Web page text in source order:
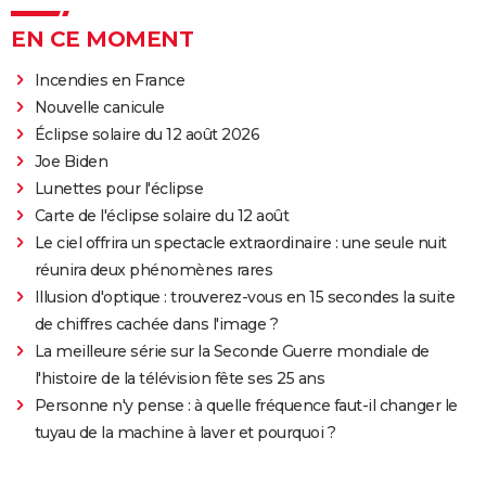
EN CE MOMENT
Incendies en France
Nouvelle canicule
Éclipse solaire du 12 août 2026
Joe Biden
Lunettes pour l'éclipse
Carte de l'éclipse solaire du 12 août
Le ciel offrira un spectacle extraordinaire : une seule nuit
réunira deux phénomènes rares
Illusion d'optique : trouverez-vous en 15 secondes la suite
de chiffres cachée dans l'image ?
La meilleure série sur la Seconde Guerre mondiale de
l'histoire de la télévision fête ses 25 ans
Personne n'y pense : à quelle fréquence faut-il changer le
tuyau de la machine à laver et pourquoi ?